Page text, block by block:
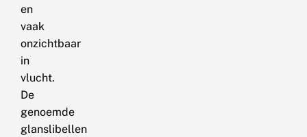
en
vaak
onzichtbaar
in
vlucht.
De
genoemde
glanslibellen